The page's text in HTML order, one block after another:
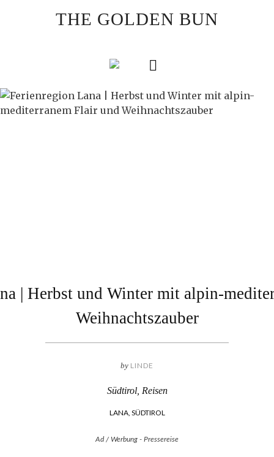
THE GOLDEN BUN
| Herbst und Winter mit alpin-
Weihnachtszauber
by LINDE
Südtirol, Reisen
LANA, SÜDTIROL
Ad / Werbung - Pressereise